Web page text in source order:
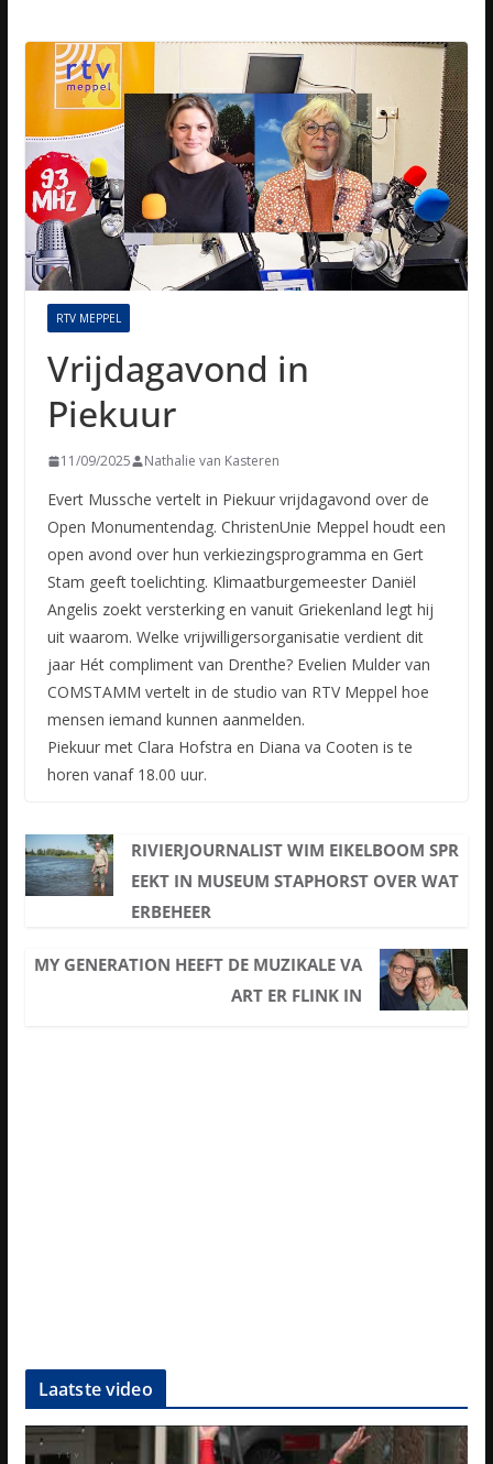
RTV MEPPEL
Vrijdagavond in
Piekuur
11/09/2025 Nathalie van Kasteren
Evert Mussche vertelt in Piekuur vrijdagavond over de
Open Monumentendag. ChristenUnie Meppel houdt een
open avond over hun verkiezingsprogramma en Gert
Stam geeft toelichting. Klimaatburgemeester Daniël
Angelis zoekt versterking en vanuit Griekenland legt hij
uit waarom. Welke vrijwilligersorganisatie verdient dit
jaar Hét compliment van Drenthe? Evelien Mulder van
COMSTAMM vertelt in de studio van RTV Meppel hoe
mensen iemand kunnen aanmelden.
Piekuur met Clara Hofstra en Diana va Cooten is te
horen vanaf 18.00 uur.
RIVIERJOURNALIST WIM EIKELBOOM SPR
EEKT IN MUSEUM STAPHORST OVER WAT
ERBEHEER
MY GENERATION HEEFT DE MUZIKALE VA
ART ER FLINK IN
Laatste video